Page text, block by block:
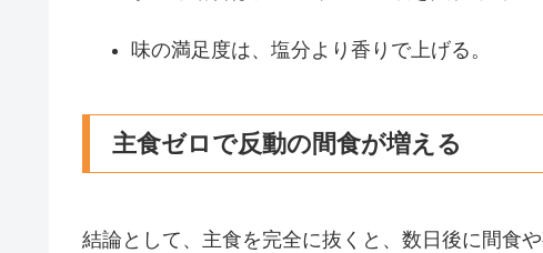
味の満足度は、塩分より香りで上げる。
主食ゼロで反動の間食が増える
結論として、主食を完全に抜くと、数日後に間食